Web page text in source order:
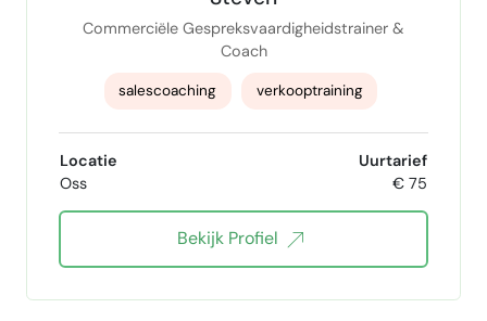
Commerciële Gespreksvaardigheidstrainer &
Coach
salescoaching verkooptraining
Teamcoaching Salespsychologie
Locatie
Oss
Uurtarief
€ 75
Bekijk Profiel